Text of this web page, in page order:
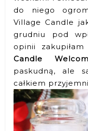
do niego
Village Candle
grudniu pod
opinii zakupiłam
Candle
paskudną, ale
całkiem